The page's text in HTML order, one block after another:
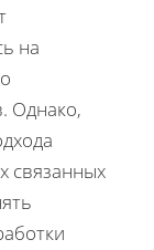
на
Однако,
связанных